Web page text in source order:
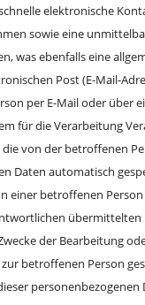
elektronische
sowie eine
was ebenfalls eine
Post (E-Mail-
per E-Mail oder über
für die Verarbeitung
von der betroffenen
Daten automatisch
einer betroffenen
übermittelten
der Bearbeitung
betroffenen Person
personenbezogenen